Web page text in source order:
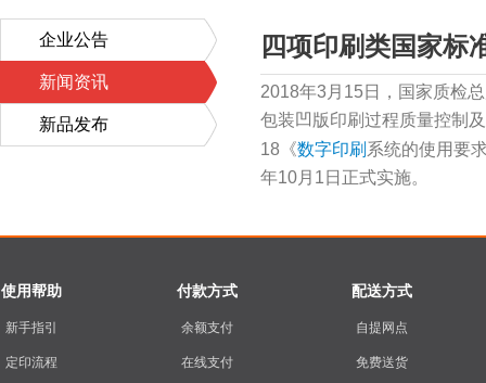
企业公告
新闻资讯
新品发布
四项印刷类国家标
2018年3月15日，国家质检
包装凹版印刷过程质量控制
18《数字印刷 系统的使用要
年10月1日正式实施。
使用帮助
新手指引
定印流程
付款方式
余额支付
在线支付
配送方式
自提网点
免费送货